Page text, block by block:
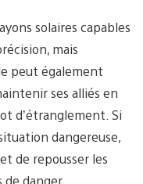
solaires capables
mais
peut également
ses alliés en
d’étranglement. Si
dangereuse,
de repousser les
danger.